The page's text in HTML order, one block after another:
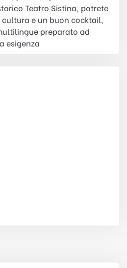
Teatro Sistina, potrete
e un buon cocktail,
preparato ad
esigenza